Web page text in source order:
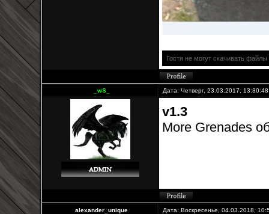
Гости не могут скачивать файлы
_wS_ Дата: Четверг, 23.03.2017,
v1.3
More Grenades
alexander_unique Дата: Воскресенье, 04.03.2018,